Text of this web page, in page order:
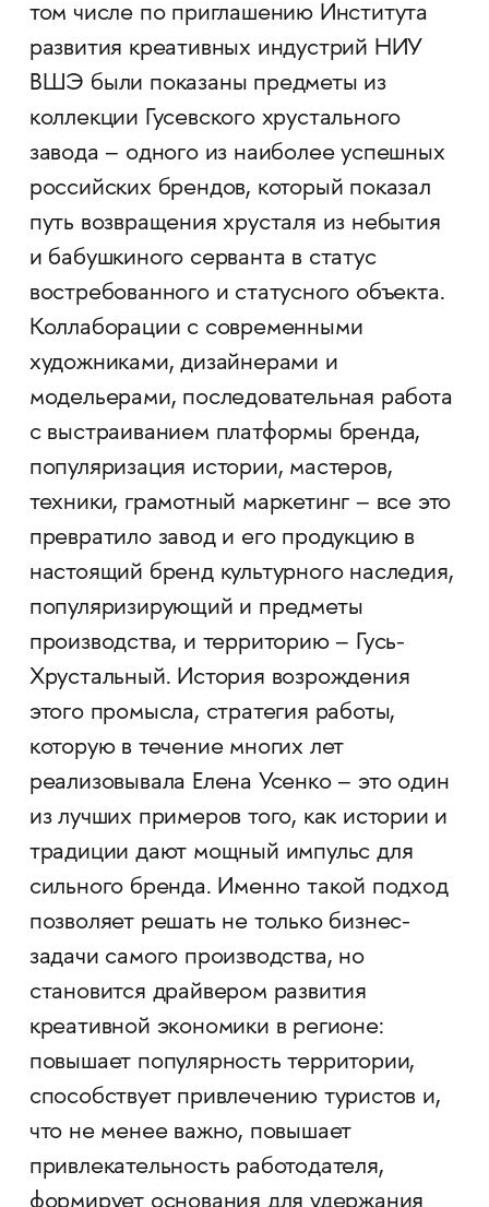
том числе по приглашению Института
развития креативных индустрий НИУ
ВШЭ были показаны предметы из
коллекции Гусевского хрустального
завода – одного из наиболее успешных
российских брендов, который показал
путь возвращения хрусталя из небытия
и бабушкиного серванта в статус
востребованного и статусного объекта.
Коллаборации с современными
художниками, дизайнерами и
модельерами, последовательная работа
с выстраиванием платформы бренда,
популяризация истории, мастеров,
техники, грамотный маркетинг – все это
превратило завод и его продукцию в
настоящий бренд культурного наследия,
популяризирующий и предметы
производства, и территорию – Гусь-
Хрустальный. История возрождения
этого промысла, стратегия работы,
которую в течение многих лет
реализовывала Елена Усенко – это один
из лучших примеров того, как истории и
традиции дают мощный импульс для
сильного бренда. Именно такой подход
позволяет решать не только бизнес-
задачи самого производства, но
становится драйвером развития
креативной экономики в регионе:
повышает популярность территории,
способствует привлечению туристов и,
что не менее важно, повышает
привлекательность работодателя,